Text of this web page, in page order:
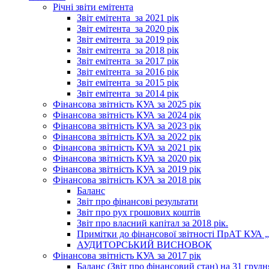
Річні звіти емітента
Звіт емітента_за 2021 рік
Звіт емітента_за 2020 рік
Звіт емітента_за 2019 рік
Звіт емітента_за 2018 рік
Звіт емітента_за 2017 рік
Звіт емітента_за 2016 рік
Звіт емітента_за 2015 рік
Звіт емітента_за 2014 рік
Фінансова звітність КУА за 2025 рік
Фінансова звітність КУА за 2024 рік
Фінансова звітність КУА за 2023 рік
Фінансова звітність КУА за 2022 рік
Фінансова звітність КУА за 2021 рік
Фінансова звітність КУА за 2020 рік
Фінансова звітність КУА за 2019 рік
Фінансова звітність КУА за 2018 рік
Баланс
Звіт про фінансові результати
Звіт про рух грошових коштів
Звіт про власний капітал за 2018 рік.
Примітки до фінансової звітності ПрАТ КУА
АУДИТОРСЬКИЙ ВИСНОВОК
Фінансова звітність КУА за 2017 рік
Баланс (Звіт про фінансовий стан) на 31